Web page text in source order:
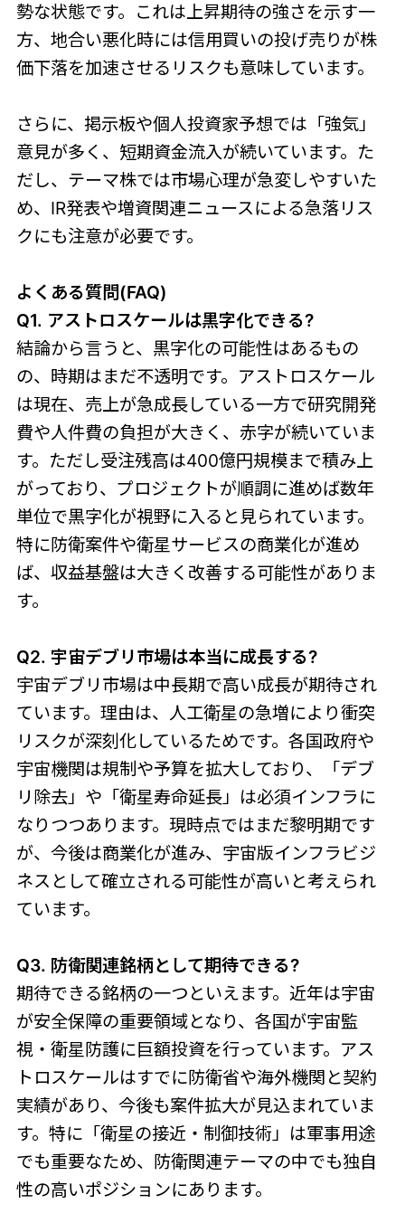
勢な状態です。これは上昇期待の強さを示す一
方、地合い悪化時には信用買いの投げ売りが株
価下落を加速させるリスクも意味しています。
さらに、掲示板や個人投資家予想では「強気」
意見が多く、短期資金流入が続いています。た
だし、テーマ株では市場心理が急変しやすいた
め、IR発表や増資関連ニュースによる急落リス
クにも注意が必要です。
よくある質問(FAQ)
Q1. アストロスケールは黒字化できる?
結論から言うと、黒字化の可能性はあるもの
の、時期はまだ不透明です。アストロスケール
は現在、売上が急成長している一方で研究開発
費や人件費の負担が大きく、赤字が続いていま
す。ただし受注残高は400億円規模まで積み上
がっており、プロジェクトが順調に進めば数年
単位で黒字化が視野に入ると見られています。
特に防衛案件や衛星サービスの商業化が進め
ば、収益基盤は大きく改善する可能性がありま
す。
Q2. 宇宙デブリ市場は本当に成長する?
宇宙デブリ市場は中長期で高い成長が期待され
ています。理由は、人工衛星の急増により衝突
リスクが深刻化しているためです。各国政府や
宇宙機関は規制や予算を拡大しており、「デブ
リ除去」や「衛星寿命延長」は必須インフラに
なりつつあります。現時点ではまだ黎明期です
が、今後は商業化が進み、宇宙版インフラビジ
ネスとして確立される可能性が高いと考えられ
ています。
Q3. 防衛関連銘柄として期待できる?
期待できる銘柄の一つといえます。近年は宇宙
が安全保障の重要領域となり、各国が宇宙監
視・衛星防護に巨額投資を行っています。アス
トロスケールはすでに防衛省や海外機関と契約
実績があり、今後も案件拡大が見込まれていま
す。特に「衛星の接近・制御技術」は軍事用途
でも重要なため、防衛関連テーマの中でも独自
性の高いポジションにあります。